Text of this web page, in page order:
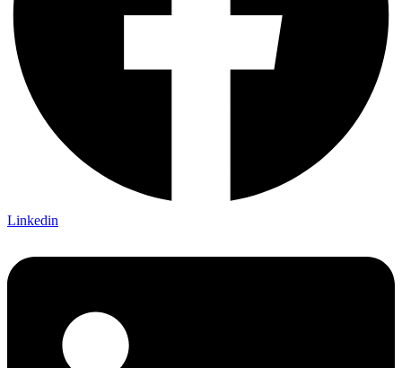
Linkedin